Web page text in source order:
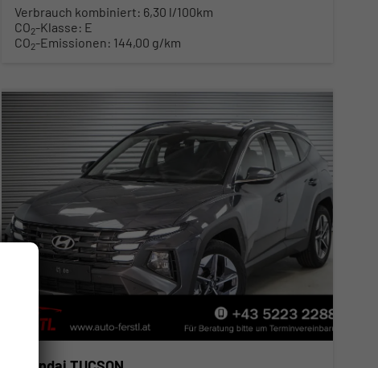
Verbrauch kombiniert: 6,30 l/100km
CO2-Klasse: E
CO2-Emissionen: 144,00 g/km